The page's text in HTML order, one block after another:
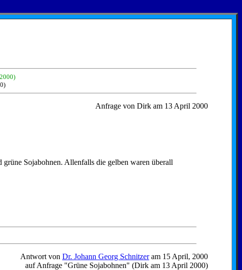
Anfrage von Dirk am 13 April 2000
Sojabohnen. Allenfalls die gelben waren überall
Antwort von Dr. Johann Georg Schnitzeram 15 April, 2000
auf Anfrage "Grüne Sojabohnen" (Dirk am 13 April 2000)